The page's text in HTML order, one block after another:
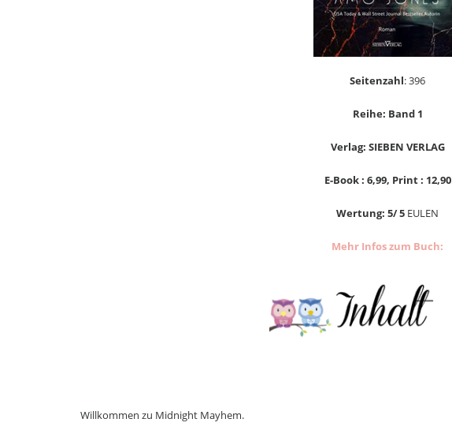
Seitenzahl: 396
Reihe: Band 1
Verlag: SIEBEN VERLAG
E-Book : 6,99, Print : 12,90
Wertung: 5/ 5 EULEN
Mehr Infos zum Buch:
Willkommen zu Midnight Mayhem.